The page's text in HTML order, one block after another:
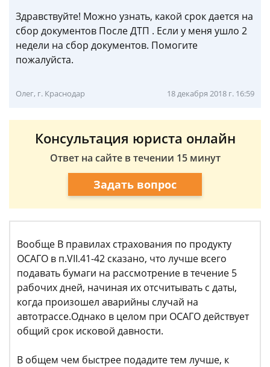
Здравствуйте! Можно узнать, какой срок дается на
сбор документов После ДТП . Если у меня ушло 2
недели на сбор документов. Помогите
пожалуйста.
Олег, г. Краснодар 18 декабря 2018 г. 16:59
Консультация юриста онлайн
Ответ на сайте в течении 15 минут
Задать вопрос
Вообще В правилах страхования по продукту
ОСАГО в п.VII.41-42 сказано, что лучше всего
подавать бумаги на рассмотрение в течение 5
рабочих дней, начиная их отсчитывать с даты,
когда произошел аварийны случай на
автотрассе.Однако в целом при ОСАГО действует
общий срок исковой давности.
В общем чем быстрее подадите тем лучше, к